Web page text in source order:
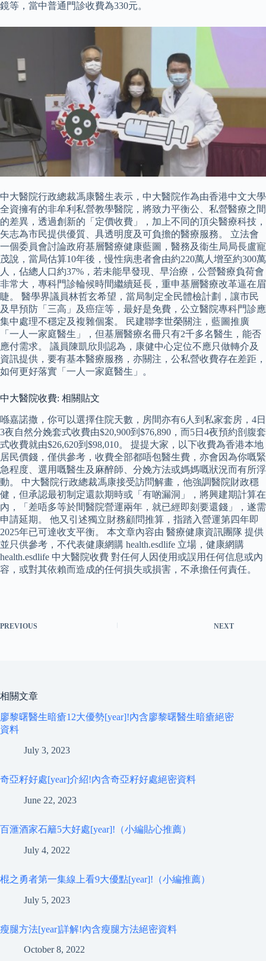
鏡等，當中普通門診收費為330元。
中大醫院行政總裁馮康醫生表示，中大醫院作為由香港中文大學
全資擁有的非牟利私營教學醫院，將致力平衡公、私營醫療之間
的差異，透過創新的「定價收費」，加上不同的頂尖醫療科技，
矢志為市民提供優質、具透明度及可負擔的醫療服務。 立法會
一個委員會討論政府基層醫療健康藍圖，醫務及衞生局局長盧寵
茂說，當局估算10年後，慢性病患者會由約220萬人增至約300萬
人，佔總人口約37%，若未能早發現、早治療，公營醫療負荷會
非常大，專科門診輪候時間繼續延長，重申基層醫療改革逼在眉
睫。 醫學界議員林哲玄希望，當局制定全民體檢計劃，讓市民
及早預防「三高」及癌症等，最好是免費，公立醫院專科門診應
集中處理不穩定及複雜個案。 民建聯李世榮關注，藍圖推廣
「一人一家庭醫生」，但基層醫療名冊只有2千多名醫生，能否
應付需求。 議員陳凱欣則認為，康健中心定位不應只做轉介及
資訊提供，要有基本醫療服務，亦關注，公私營收費存在差距，
如何更好落實「一人一家庭醫生」。
中大醫院收費: 相關貼文
喺嘉諾撒，你可以選擇住院天數，房間亦有6人到私家套房，4日
3夜自然分娩套式收費由$20,900到$76,890，而5日4夜預約剖腹套
式收費就由$26,620到$98,010。 提提大家，以下收費為香港本地
居民價錢，僅供參考，收費全部都唔包醫生費，亦會因為你嘅緊
急程度、選用嘅醫生及麻醉師、分娩方法或媽媽嘅狀況而有所浮
動。 中大醫院行政總裁馮康接受訪問解畫，他強調醫院財政穩
健，但承認最初制定還款期時或「有啲漏洞」，將興建期計算在
內，「差唔多等於間醫院營運兩年，就已經即刻要還錢」，遂需
申請延期。 他又引述獨立財務顧問推算，指踏入營運第四年即
2025年已可達收支平衡。 本文章內容由 醫療健康資訊團隊 提供
並只供參考，不代表健康網購 health.esdlife 立場，健康網購
health.esdlife 中大醫院收費 對任何人因使用或誤用任何信息或內
容，或對其依賴而造成的任何損失或損害，不承擔任何責任。
PREVIOUS NEXT
相關文章
廖黎曙醫生暗瘡12大優勢[year]!內含廖黎曙醫生暗瘡絕密
資料
July 3, 2023
奇亞籽好處[year]介紹!內含奇亞籽好處絕密資料
June 22, 2023
百滙酒家石籬5大好處[year]!（小編貼心推薦）
July 4, 2022
棍之勇者第一集線上看9大優點[year]!（小編推薦）
July 5, 2023
瘦腿方法[year]詳解!內含瘦腿方法絕密資料
October 8, 2022